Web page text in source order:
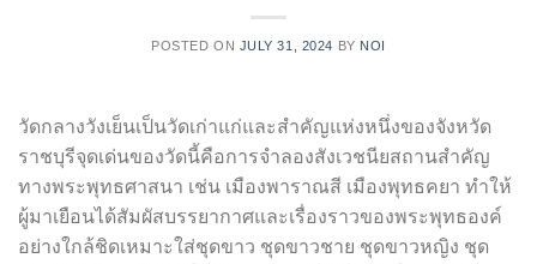
POSTED ON JULY 31, 2024 BY NOI
วัดกลางวังเย็นเป็นวัดเก่าแก่และสำคัญแห่งหนึ่งของจังหวัด
ราชบุรีจุดเด่นของวัดนี้คือการจำลองสังเวชนียสถานสำคัญ
ทางพระพุทธศาสนา เช่น เมืองพาราณสี เมืองพุทธคยา ทำให้
ผู้มาเยือนได้สัมผัสบรรยากาศและเรื่องราวของพระพุทธองค์
อย่างใกล้ชิดเหมาะใส่ชุดขาว ชุดขาวชาย ชุดขาวหญิง ชุด